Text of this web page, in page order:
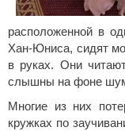
расположенной в
Хан-Юниса, сидят
в руках. Они
слышны на фоне
Многие из них
кружках по